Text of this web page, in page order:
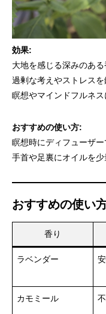
効果:
大地を感じる深みのあ
過剰な考えやストレスを
瞑想やマインドフルネ
おすすめの使い方:
瞑想時にディフューザー
手首や足裏にオイルを少
おすすめの使い
香り
ラベンダー
カモミール